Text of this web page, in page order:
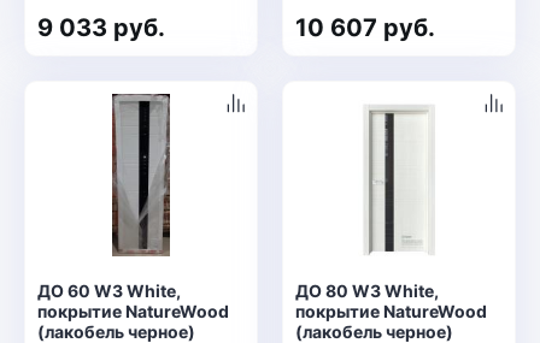
9 033 руб. 10 607 руб.
ДО 60 W3 White,
покрытие NatureWood
(лакобель черное)
ДО 80 W3 White,
покрытие NatureWood
(лакобель черное)